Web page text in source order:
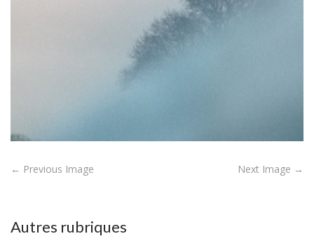
P
t
← Previous Image Next Image →
Autres rubriques